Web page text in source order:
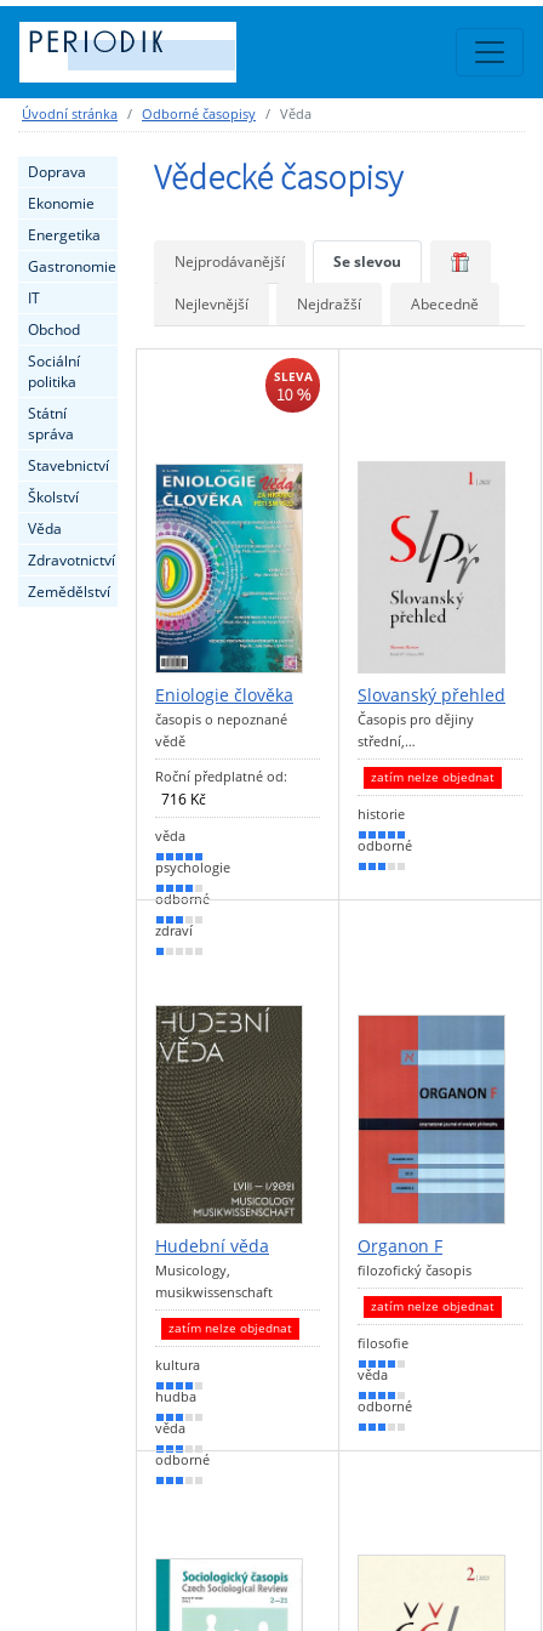
Úvodní stránka Odborné časopisy Věda
Doprava
Ekonomie
Energetika
Gastronomie
IT
Obchod
Sociální
politika
Státní
správa
Stavebnictví
Školství
Věda
Zdravotnictví
Zemědělství
Vědecké časopisy
Nejprodávanější Se slevou
Nejlevnější Nejdražší Abecedně
SLEVA
10 %
Eniologie člověka
časopis o nepoznané
vědě
Roční předplatné od:
716 Kč
věda
90 %
psychologie
80 %
odborné
50 %
zdraví
20 %
Slovanský přehled
Časopis pro dějiny
střední,…
zatím nelze objednat
historie
100 %
odborné
50 %
Hudební věda
Musicology,
musikwissenschaft
zatím nelze objednat
kultura
70 %
hudba
60 %
věda
60 %
odborné
50 %
Organon F
filozofický časopis
zatím nelze objednat
filosofie
80 %
věda
70 %
odborné
50 %